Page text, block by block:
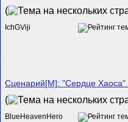
(
IchGViji
Сценарий[M]: "Сердце Хаоса"
(
BlueHeavenHero